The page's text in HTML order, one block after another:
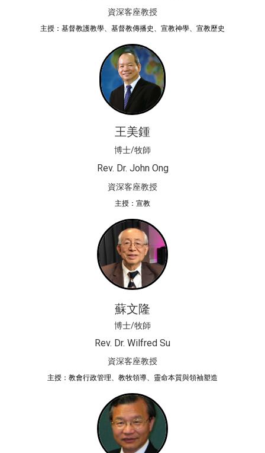
資深客座教授
主授：基督教護教學、基督教傳播史、宣教神學、宣教歷史
王美鍾
博士/牧師
Rev. Dr. John Ong
資深客座教授
主授：宣教
蘇文隆
博士/牧師
Rev. Dr. Wilfred Su
資深客座教授
主授：教會行政管理、教牧領導、靈命本質與領袖塑造